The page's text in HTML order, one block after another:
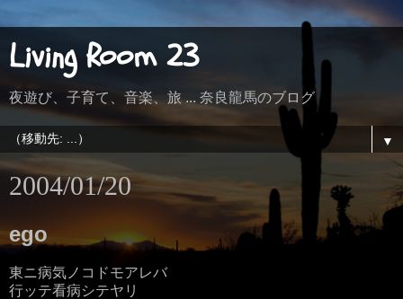
Living Room 23
夜遊び、子育て、音楽、旅 ... 奈良龍馬のブログ
▼
2004/01/20
ego
東ニ病気ノコドモアレバ
行ッテ看病シテヤリ